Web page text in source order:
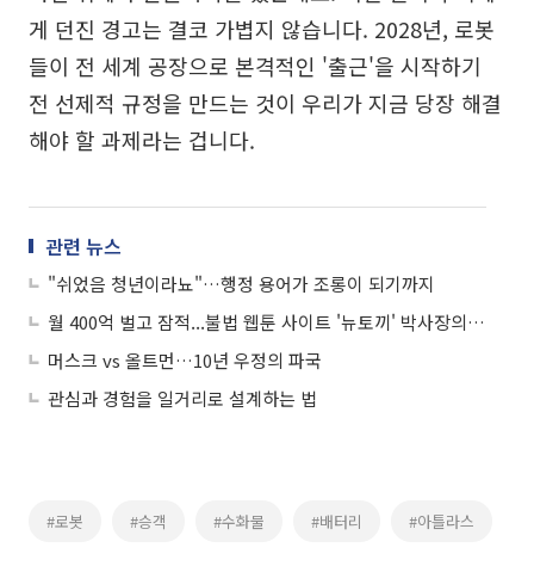
게 던진 경고는 결코 가볍지 않습니다. 2028년, 로봇
들이 전 세계 공장으로 본격적인 '출근'을 시작하기
전 선제적 규정을 만드는 것이 우리가 지금 당장 해결
해야 할 과제라는 겁니다.
관련 뉴스
"쉬었음 청년이라뇨"…행정 용어가 조롱이 되기까지
월 400억 벌고 잠적...불법 웹툰 사이트 '뉴토끼' 박사장의 8년
머스크 vs 올트먼…10년 우정의 파국
관심과 경험을 일거리로 설계하는 법
#로봇 #승객 #수화물 #배터리 #아틀라스